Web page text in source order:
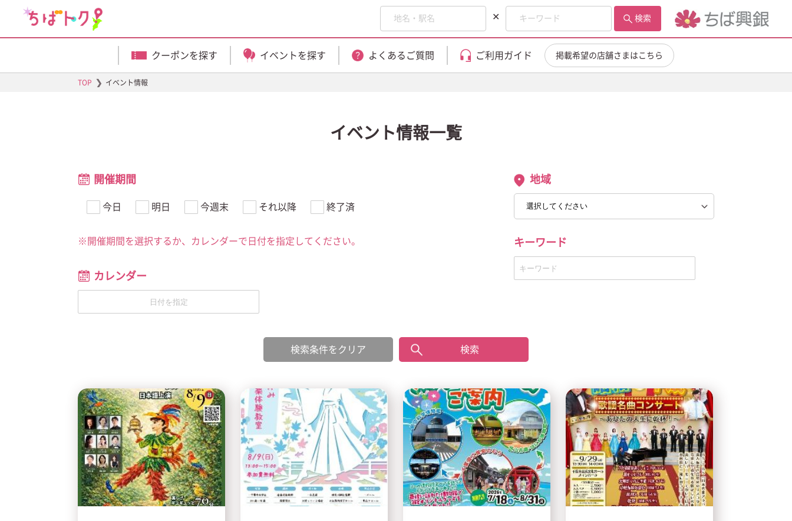
✕ 検索
クーポンを探す イベントを探す よくあるご質問 ご利用ガイド 掲載希望の店舗さまはこちら
TOP ❯ イベント情報
イベント情報一覧
開催期間
今日 明日 今週末 それ以降 終了済
※開催期間を選択するか、カレンダーで日付を指定してください。
カレンダー
地域
キーワード
検索条件をクリア